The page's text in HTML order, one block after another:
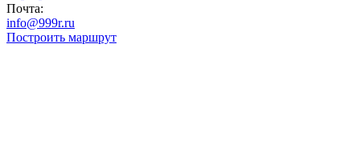
Почта:
info@999r.ru
Построить маршрут